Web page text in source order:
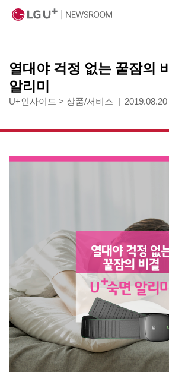
열대야 걱정 없는 꿀잠의
알리미
U+인사이드 > 상품/서비스 2019.08.20